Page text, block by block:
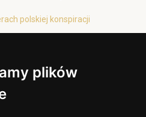
plików
polskiej konspiracji